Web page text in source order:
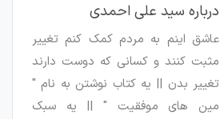
درباره سید علی احمدی
عاشق اینم به مردم کمک کنم تغییر
مثبت کنند و کسانی که دوست دارند
تغییر بدن || یه کتاب نوشتن به نام "
مین های موفقیت " || یه سبک